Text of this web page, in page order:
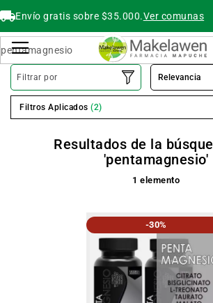
Envío gratis sobre $35.000.Ver comunas
Resultados de la
'pentamagnesio'
1 elemento
-30%
Filtrar por
Filtros Aplicados